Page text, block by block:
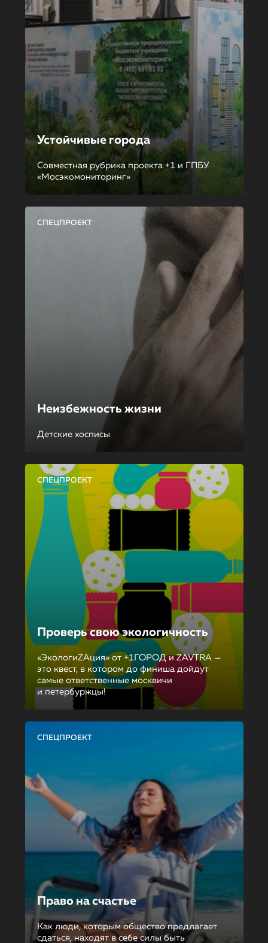
Устойчивые города
Совместная рубрика проекта +1 и ГПБУ
«Мосэкомониторинг»
СПЕЦПРОЕКТ
Неизбежность жизни
Детские хосписы
СПЕЦПРОЕКТ
Проверь свою экологичность
«ЭкологиZAция» от +1ГОРОД и ZAVTRA —
это квест, в котором до финиша дойдут
самые ответственные москвичи
и петербуржцы!
СПЕЦПРОЕКТ
Право на счастье
Как люди, которым общество предлагает
сдаться, находят в себе силы быть